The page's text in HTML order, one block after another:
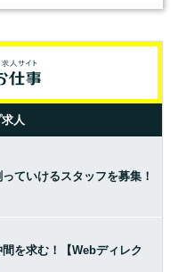
人
ていけるスタッフを募集！
を求む！【Webディレク